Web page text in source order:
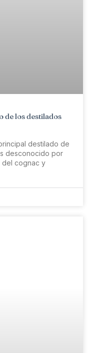
de los destilados
destilado de
desconocido por
del cognac y